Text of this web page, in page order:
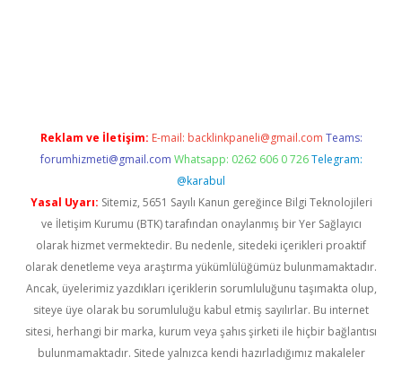
Reklam ve İletişim: E-mail: backlinkpaneli@gmail.com Teams:
forumhizmeti@gmail.com Whatsapp: 0262 606 0 726 Telegram:
@karabul
Yasal Uyarı: Sitemiz, 5651 Sayılı Kanun gereğince Bilgi Teknolojileri
ve İletişim Kurumu (BTK) tarafından onaylanmış bir Yer Sağlayıcı
olarak hizmet vermektedir. Bu nedenle, sitedeki içerikleri proaktif
olarak denetleme veya araştırma yükümlülüğümüz bulunmamaktadır.
Ancak, üyelerimiz yazdıkları içeriklerin sorumluluğunu taşımakta olup,
siteye üye olarak bu sorumluluğu kabul etmiş sayılırlar. Bu internet
sitesi, herhangi bir marka, kurum veya şahıs şirketi ile hiçbir bağlantısı
bulunmamaktadır. Sitede yalnızca kendi hazırladığımız makaleler